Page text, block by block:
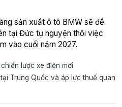
sản xuất ô tô BMW sẽ đề
tại Đức tự nguyện thôi việc
vào cuối năm 2027.
lược xe điện mới
Trung Quốc và áp lực thuế quan